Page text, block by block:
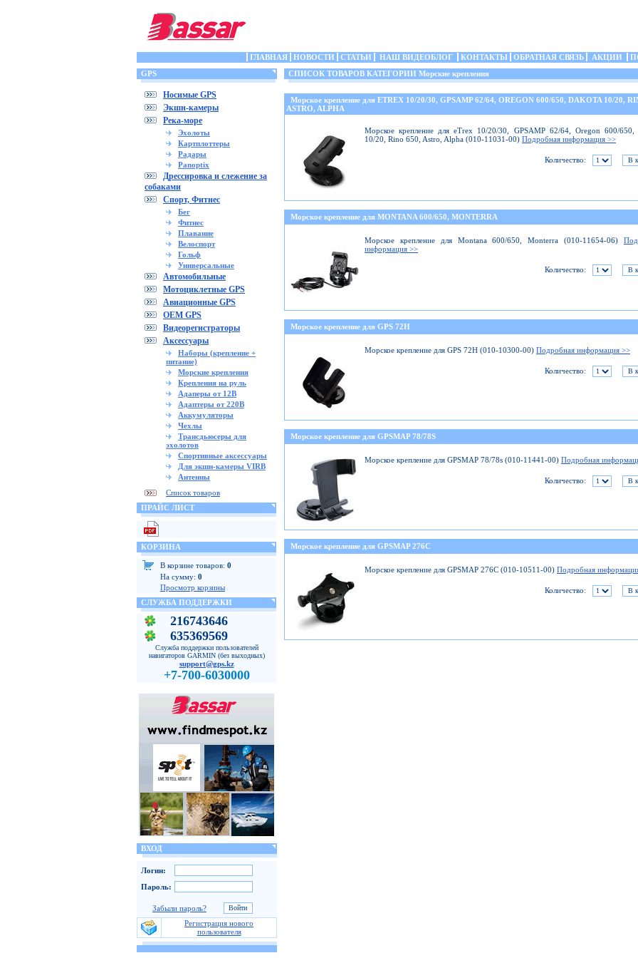
ГЛАВНАЯ НОВОСТИ СТАТЬИ НАШ ВИДЕОБЛОГ КОНТАКТЫ ОБРАТНАЯ СВЯЗЬ АКЦИИ
GPS
Носимые GPS
Экшн-камеры
Река-море
Эхолоты
Картплоттеры
Радары
Panoptix
Дрессировка и слежение за
собаками
Спорт, Фитнес
Бег
Фитнес
Плавание
Велоспорт
Гольф
Универсальные
Автомобильные
Мотоциклетные GPS
Авиационные GPS
OEM GPS
Видеорегистраторы
Аксессуары
Наборы (крепление +
питание)
Морские крепления
Крепления на руль
Адаперы от 12В
Адаптеры от 220В
Аккумуляторы
Чехлы
Трансдьюсеры для
эхолотов
Спортивные аксессуары
Для экшн-камеры VIRB
Антенны
Список товаров
ПРАЙС ЛИСТ
КОРЗИНА
В корзине товаров: 0
На сумму: 0
Просмотр корзины
СЛУЖБА ПОДДЕРЖКИ
216743646
635369569
Служба поддержки пользователей
навигаторов GARMIN (без выходных)
support@gps.kz
+7-700-6030000
ВХОД
Логин:
Пароль:
Забыли пароль?
Регистрация нового
пользователя
СПИСОК ТОВАРОВ КАТЕГОРИИ Морские крепления
Морское крепление для ETREX 10/20/30, GPSAMP 62/64, OREGON 600/650, DAKOTA 10/20,
ASTRO, ALPHA
Морское крепление для eTrex 10/20/30, GPSAMP 62/64, Oregon 600/650,
10/20, Rino 650, Astro, Alpha (010-11031-00) Подробная информация >>
Количество:
Морское крепление для MONTANA 600/650, MONTERRA
Морское крепление для Montana 600/650, Monterra (010-11654-06)
информация >>
Количество:
Морское крепление для GPS 72H
Морское крепление для GPS 72H (010-10300-00) Подробная информация >>
Количество:
Морское крепление для GPSMAP 78/78S
Морское крепление для GPSMAP 78/78s (010-11441-00) Подробная
Количество:
Морское крепление для GPSMAP 276C
Морское крепление для GPSMAP 276C (010-10511-00) Подробная
Количество: